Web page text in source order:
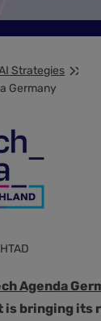
Strategies
Germany
Agenda
is bringing its